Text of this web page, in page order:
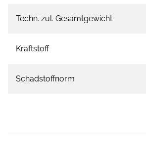
Techn. zul. Gesamtgewicht
Kraftstoff
Schadstoffnorm